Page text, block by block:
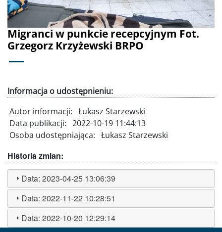
Migranci w punkcie recepcyjnym Fot.
Grzegorz Krzyżewski BRPO
Informacja o udostępnieniu:
Autor informacji: Łukasz Starzewski
Data publikacji: 2022-10-19 11:44:13
Osoba udostępniająca: Łukasz Starzewski
Historia zmian:
Data:2023-04-25 13:06:39
Data:2022-11-22 10:28:51
Data:2022-10-20 12:29:14